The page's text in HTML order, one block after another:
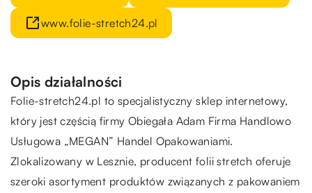
www.folie-stretch24.pl
Opis działalności
Folie-stretch24.pl to specjalistyczny sklep internetowy,
który jest częścią firmy Obiegała Adam Firma Handlowo
Usługowa „MEGAN” Handel Opakowaniami.
Zlokalizowany w Lesznie, producent folii stretch oferuje
szeroki asortyment produktów związanych z pakowaniem